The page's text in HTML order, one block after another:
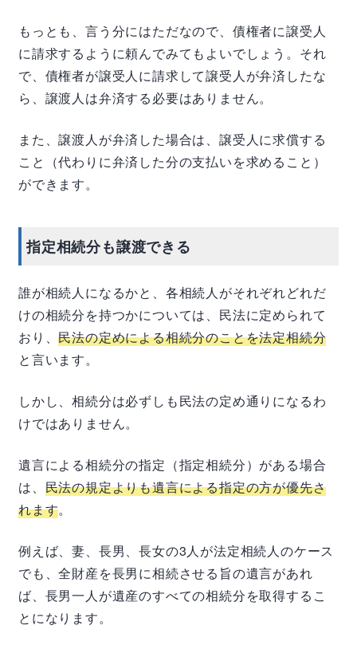
もっとも、言う分にはただなので、債権者に譲受人
に請求するように頼んでみてもよいでしょう。それ
で、債権者が譲受人に請求して譲受人が弁済したな
ら、譲渡人は弁済する必要はありません。
また、譲渡人が弁済した場合は、譲受人に求償する
こと（代わりに弁済した分の支払いを求めること）
ができます。
指定相続分も譲渡できる
誰が相続人になるかと、各相続人がそれぞれどれだ
けの相続分を持つかについては、民法に定められて
おり、民法の定めによる相続分のことを法定相続分
と言います。
しかし、相続分は必ずしも民法の定め通りになるわ
けではありません。
遺言による相続分の指定（指定相続分）がある場合
は、 民法の規定よりも遺言による指定の方が優先さ
れます。
例えば、妻、長男、長女の3人が法定相続人のケース
でも、全財産を長男に相続させる旨の遺言があれ
ば、長男一人が遺産のすべての相続分を取得するこ
とになります。